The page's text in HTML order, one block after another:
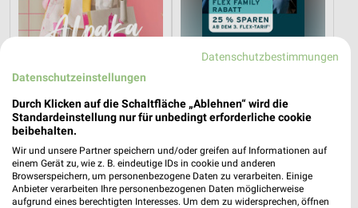
3 km
Alpaka cleaning collection
Gültig bis Di. 01.09.
Tchibo Mobil
Kik Jeans Fritz
Datenschutzbestimmungen
Datenschutzeinstellungen
Durch Klicken auf die Schaltfläche „Ablehnen“ wird die
Standardeinstellung nur für unbedingt erforderliche cookie
beibehalten.
Wir und unsere Partner speichern und/oder greifen auf Informationen auf
einem Gerät zu, wie z. B. eindeutige IDs in cookie und anderen
Browserspeichern, um personenbezogene Daten zu verarbeiten. Einige
Anbieter verarbeiten Ihre personenbezogenen Daten möglicherweise
aufgrund eines berechtigten Interesses. Um dem zu widersprechen, öffnen